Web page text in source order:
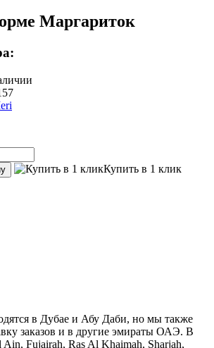
Маргариток
Купить в 1 клик
в Дубае и Абу Даби, но мы также
заказов и в другие эмираты ОАЭ. В
Fujairah, Ras Al Khaimah, Sharjah,